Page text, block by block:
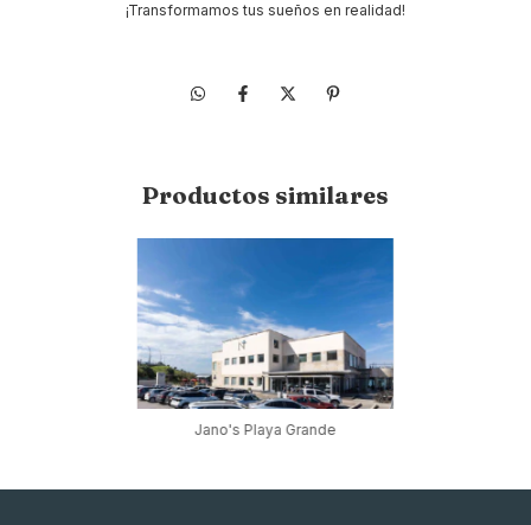
¡Transformamos tus sueños en realidad!
Productos similares
Jano's Playa Grande